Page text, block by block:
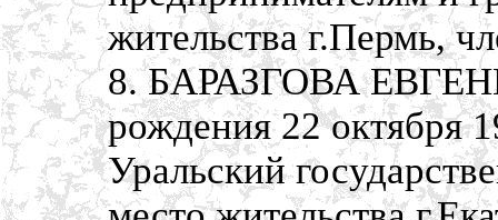
жительства г.Пермь,
8. БАРАЗГОВА
рождения 22 октября
Уральский